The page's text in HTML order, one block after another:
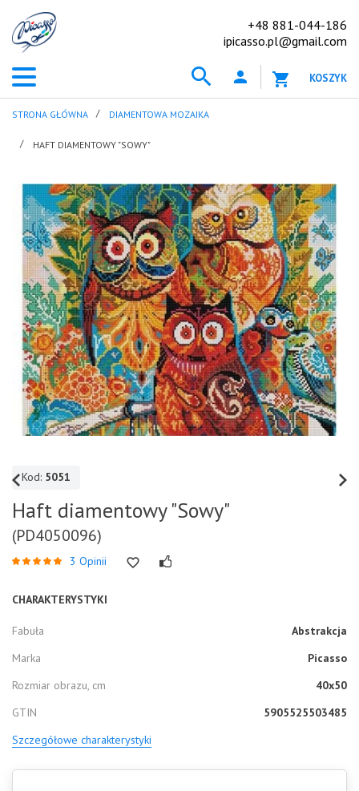
+48 881-044-186
ipicasso.pl@gmail.com
KOSZYK
STRONA GŁÓWNA DIAMENTOWA MOZAIKA
HAFT DIAMENTOWY "SOWY"
Kod: 5051
Haft diamentowy "Sowy"
(PD4050096)
3 Opinii
CHARAKTERYSTYKI
Fabuła
Abstrakcja
Marka
Picasso
Rozmiar obrazu, cm
40x50
GTIN
5905525503485
Szczegółowe charakterystyki